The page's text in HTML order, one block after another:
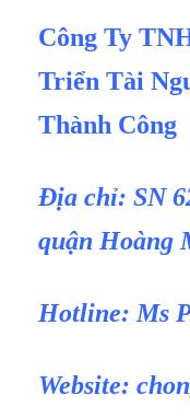
Công Ty
Triển Tài
Thành Công
Địa chỉ: SN
quận Hoàng
Hotline: Ms
Website: